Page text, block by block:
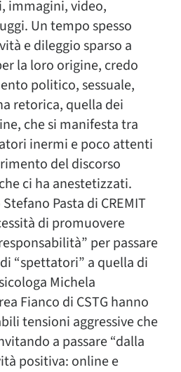
immagini, video,
Un tempo spesso
e dileggio sparso a
la loro origine, credo
politico, sessuale,
retorica, quella dei
che si manifesta tra
inermi e poco attenti
del discorso
ci ha anestetizzati.
Pasta di CREMIT
di promuovere
per passare
“spettatori” a quella di
Michela
Fianco di CSTG hanno
tensioni aggressive che
a passare “dalla
positiva: online e